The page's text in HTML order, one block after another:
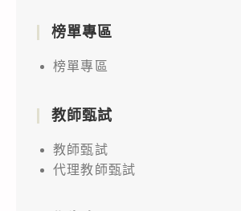
榜單專區
榜單專區
教師甄試
教師甄試
代理教師甄試